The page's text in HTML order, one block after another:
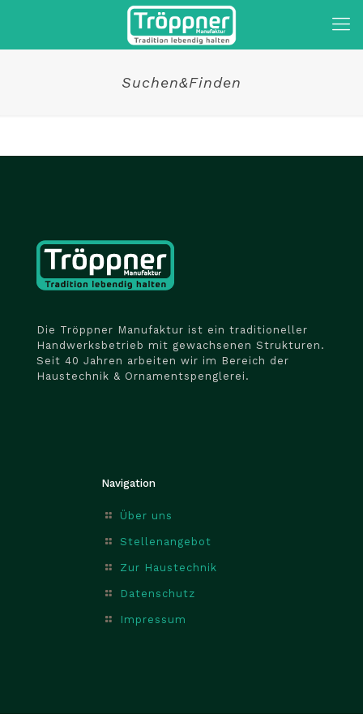
Suchen&Finden
Die Tröppner Manufaktur ist ein traditioneller
Handwerksbetrieb mit gewachsenen Strukturen.
Seit 40 Jahren arbeiten wir im Bereich der
Haustechnik & Ornamentspenglerei.
Navigation
Über uns
Stellenangebot
Zur Haustechnik
Datenschutz
Impressum